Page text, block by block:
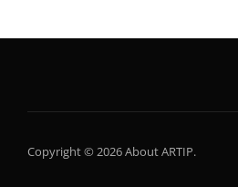
Copyright © 2026 About ARTIP.